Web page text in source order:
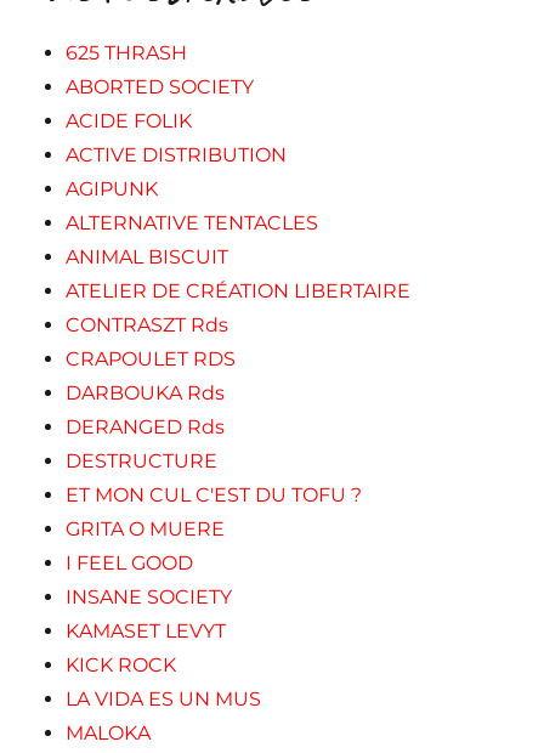
625 THRASH
ABORTED SOCIETY
ACIDE FOLIK
ACTIVE DISTRIBUTION
AGIPUNK
ALTERNATIVE TENTACLES
ANIMAL BISCUIT
ATELIER DE CRÉATION LIBERTAIRE
CONTRASZT Rds
CRAPOULET RDS
DARBOUKA Rds
DERANGED Rds
DESTRUCTURE
ET MON CUL C'EST DU TOFU ?
GRITA O MUERE
I FEEL GOOD
INSANE SOCIETY
KAMASET LEVYT
KICK ROCK
LA VIDA ES UN MUS
MALOKA